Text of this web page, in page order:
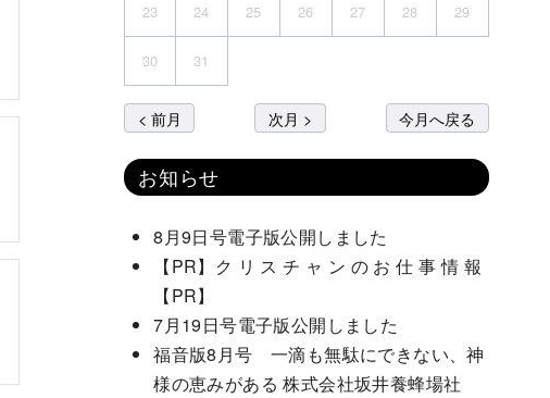
23 24 25 26 27 28 29
30 31
< 前月 次月 > 今月へ戻る
お知らせ
8月9日号電子版公開しました
【PR】ク リ ス チ ャ ン の お 仕 事 情 報
【PR】
7月19日号電子版公開しました
福音版8月号 一滴も無駄にできない、神
様の恵みがある 株式会社坂井養蜂場社